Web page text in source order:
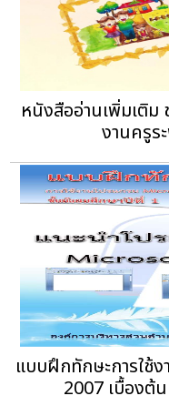
หนังสืออ่านเพิ่มเติ
งานครู
แบบฝึกทักษะการใช้
2007 เบื้องต้